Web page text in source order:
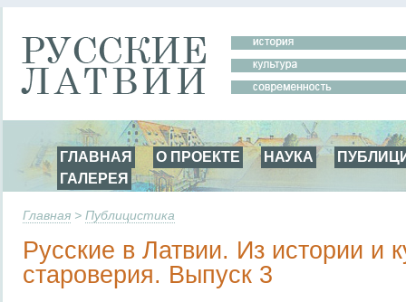
ГЛАВНАЯ О ПРОЕКТЕ НАУКА
ГАЛЕРЕЯ
Главная > Публицистика
Русские в Латвии. Из истории и
староверия. Выпуск 3